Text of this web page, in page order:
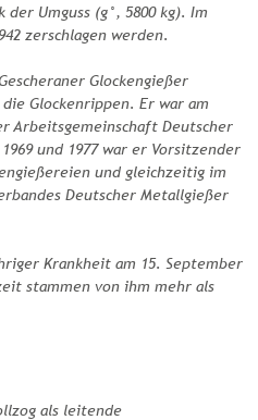
Umguss (g°, 5800 kg). Im
zerschlagen werden.
Glockengießer
Glockenrippen. Er war am
Arbeitsgemeinschaft Deutscher
und 1977 war er Vorsitzender
und gleichzeitig im
Deutscher Metallgießer
Krankheit am 15. September
stammen von ihm mehr als
als leitende